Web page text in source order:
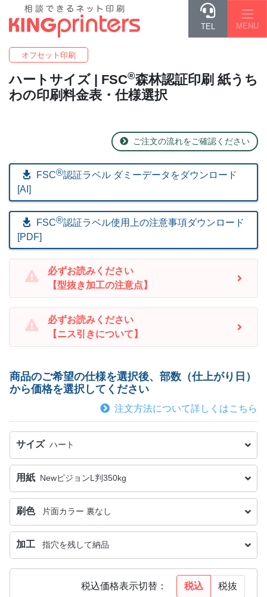
TEL MENU
オフセット印刷
ハート サイズ | FSC®森林認証印刷 紙うち
わの印刷料金表・仕様選択
ご注文の流れをご確認ください
FSC®認証ラベル ダミーデータをダウンロード
[AI]
FSC®︎認証ラベル使用上の注意事項ダウンロード
[PDF]
必ずお読みください
【型抜き加工の注意点】
必ずお読みください
【ニス引きについて】
商品のご希望の仕様を選択後、部数（仕上がり日）
から価格を選択してください
注文方法について詳しくはこちら
サイズ ハート
用紙 NewピジョンL判350kg
刷色 片面カラー 裏なし
加工 指穴を残して納品
税込価格表示切替： 税込 税抜